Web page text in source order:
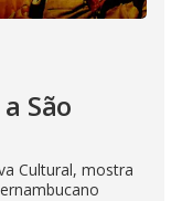
São
Cultural, mostra